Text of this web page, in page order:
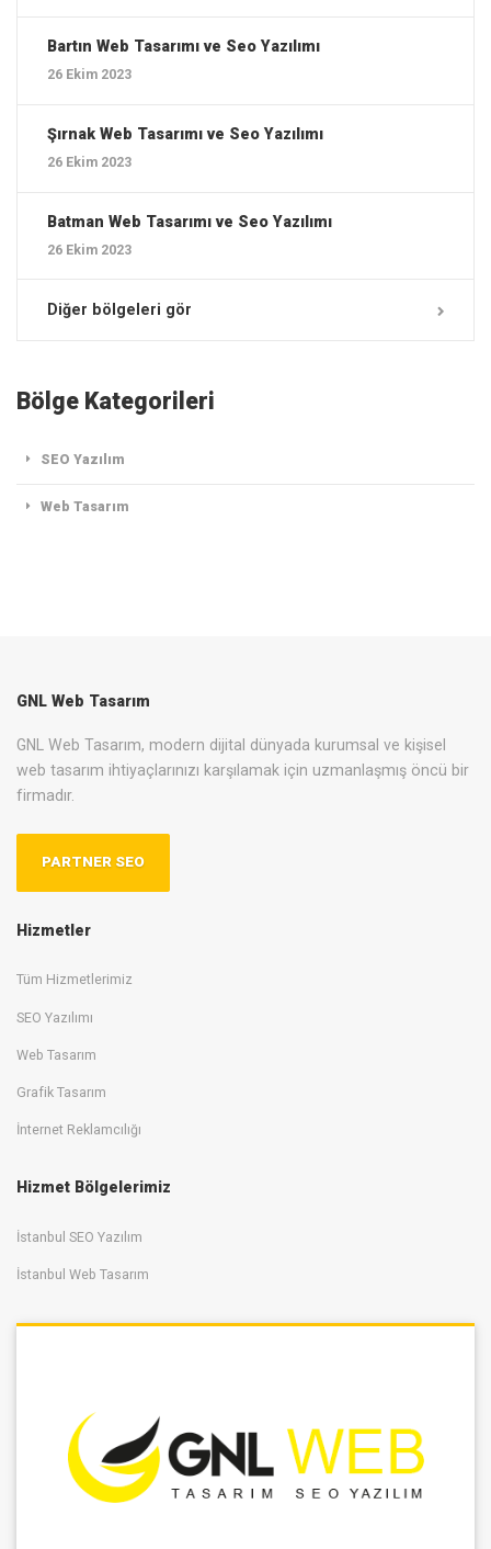
Bartın ‎Web Tasarımı ve Seo Yazılımı
26 Ekim 2023
Şırnak ‎Web Tasarımı ve Seo Yazılımı
26 Ekim 2023
Batman ‎Web Tasarımı ve Seo Yazılımı
26 Ekim 2023
Diğer bölgeleri gör
Bölge Kategorileri
SEO Yazılım
Web Tasarım
GNL Web Tasarım
GNL Web Tasarım, modern dijital dünyada kurumsal ve kişisel
web tasarım ihtiyaçlarınızı karşılamak için uzmanlaşmış öncü bir
firmadır.
PARTNER SEO
Hizmetler
Tüm Hizmetlerimiz
SEO Yazılımı
Web Tasarım
Grafik Tasarım
İnternet Reklamcılığı
Hizmet Bölgelerimiz
İstanbul SEO Yazılım
İstanbul Web Tasarım